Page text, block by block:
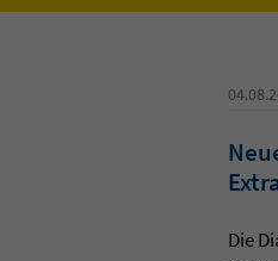
Die